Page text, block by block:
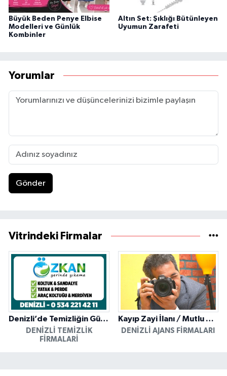
Büyük Beden Penye Elbise
Modelleri ve Günlük
Kombinler
Altın Set: Şıklığı Bütünleyen
Uyumun Zarafeti
Yorumlar
Gönder
Vitrindeki Firmalar
Denizli’de Temizliğin Güvenilir Adresi: Özkan Yerinde Yıkama
DENIZLI TEMIZLIK
FIRMALARI
Kayıp Zayi İlanı / Mutlu Ajans / Denizli
DENIZLI AJANS FIRMALARI